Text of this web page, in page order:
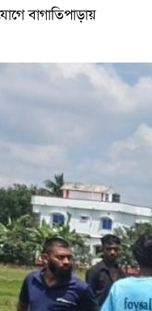
বাগাতিপাড়ায়